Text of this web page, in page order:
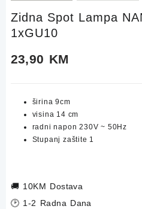
Zidna Spot Lampa
1xGU10
23,90 KM
širina 9cm
visina 14 cm
radni napon 230V ~ 50Hz
Stupanj zaštite 1
🚚 10KM Dostava
🕑 1-2 Radna Dana